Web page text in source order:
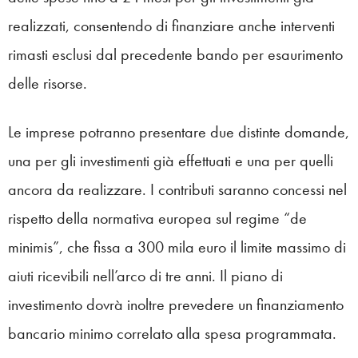
realizzati, consentendo di finanziare anche interventi
rimasti esclusi dal precedente bando per esaurimento
delle risorse.
Le imprese potranno presentare due distinte domande,
una per gli investimenti già effettuati e una per quelli
ancora da realizzare. I contributi saranno concessi nel
rispetto della normativa europea sul regime “de
minimis”, che fissa a 300 mila euro il limite massimo di
aiuti ricevibili nell’arco di tre anni. Il piano di
investimento dovrà inoltre prevedere un finanziamento
bancario minimo correlato alla spesa programmata.